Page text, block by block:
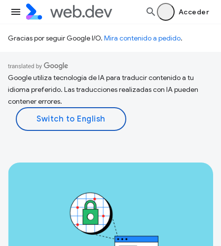
Acceder
Gracias por seguir Google I/O. Mira contenido a pedido.
Google utiliza tecnología de IA para traducir contenido a tu
idioma preferido. Las traducciones realizadas con IA pueden
contener errores.